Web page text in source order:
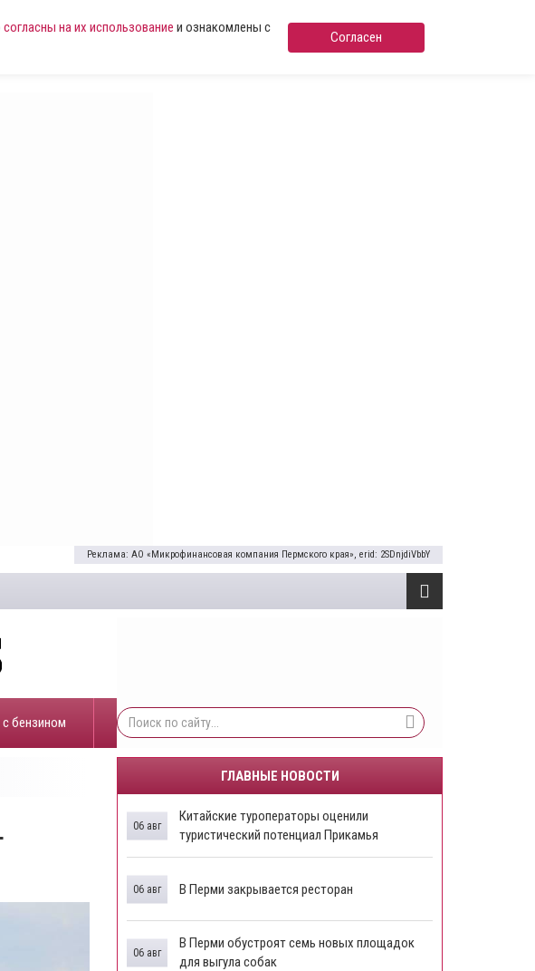
согласны на их использование и ознакомлены с
Согласен
Реклама: АО «Микрофинансовая компания Пермского края», erid: 2SDnjdiVbbY
бензином
ГЛАВНЫЕ НОВОСТИ
Китайские туроператоры оценили
туристический потенциал Прикамья
06 авг
В Перми закрывается ресторан
06 авг
​В Перми обустроят семь новых площадок
для выгула собак
06 авг